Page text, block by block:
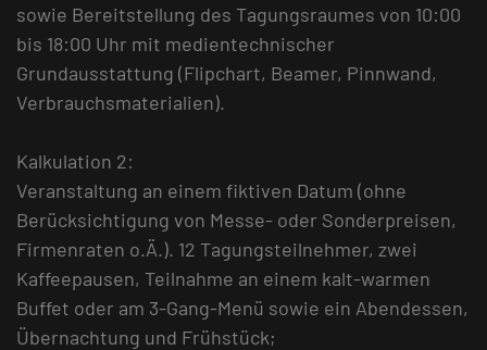
sowie Bereitstellung des Tagungsraumes von 10:00
bis 18:00 Uhr mit medientechnischer
Grundausstattung (Flipchart, Beamer, Pinnwand,
Verbrauchsmaterialien).
Kalkulation 2:
Veranstaltung an einem fiktiven Datum (ohne
Berücksichtigung von Messe- oder Sonderpreisen,
Firmenraten o.Ä.). 12 Tagungsteilnehmer, zwei
Kaffeepausen, Teilnahme an einem kalt-warmen
Buffet oder am 3-Gang-Menü sowie ein Abendessen,
Übernachtung und Frühstück;